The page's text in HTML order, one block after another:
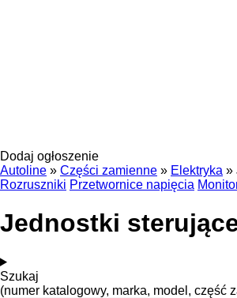
Dodaj ogłoszenie
Autoline » Części zamienne » Elektryka »
Rozruszniki Przetwornice napięcia
Jednostki
Szukaj
(numer katalogowy, marka, model, część